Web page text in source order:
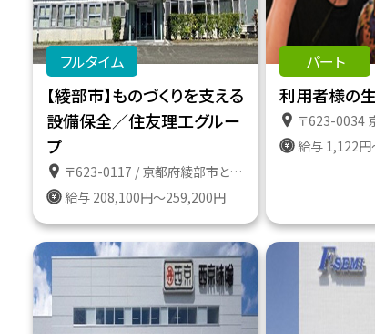
フルタイム
【綾部市】ものづくりを支える
設備保全／住友理工グルー
プ
〒623-0117 / 京都府綾部市とよさか町１番地
給与 208,100円～259,200円
パート
利用者様の
〒623-0034 京都府綾部市田野町
給与 1,122